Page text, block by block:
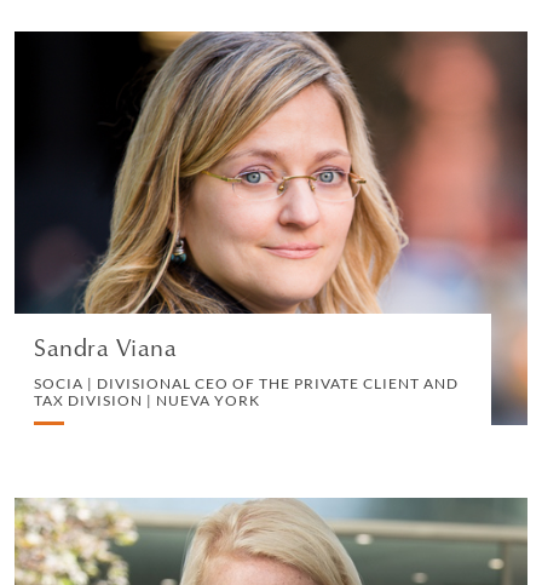
Sandra Viana
SOCIA | DIVISIONAL CEO OF THE PRIVATE CLIENT AND
TAX DIVISION | NUEVA YORK
Sandra Viana
SOCIA | DIVISIONAL CEO OF THE PRIVATE CLIENT
AND TAX DIVISION | NUEVA YORK
PRIVATE CLIENT AND TAX
VIEW PROFILE
Christina M. Baltz